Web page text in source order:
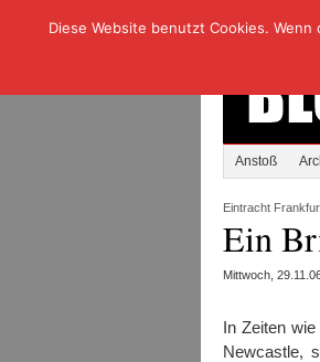
Anstoß
Eintracht
Ein
Mittwoch,
In Zeiten
Newcastle,
Diese Website benutzt Cookies.